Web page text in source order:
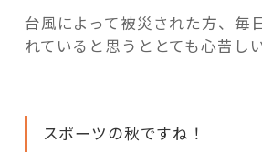
協賛・協力店
コーディネーター
これからの暮らし 住
台風によって被災された方、毎
れていると思うととても心苦し
スポーツの秋ですね！